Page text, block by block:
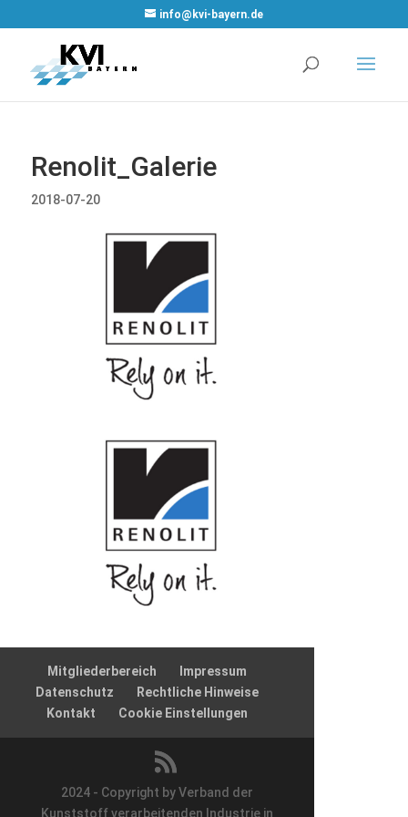
info@kvi-bayern.de
Renolit_Galerie
2018-07-20
Mitgliederbereich
Impressum
Datenschutz
Rechtliche Hinweise
Kontakt
Cookie Einstellungen
2024 - Copyright by Verband der
Kunststoff verarbeitenden Industrie in
Cookie Plugin
Cookie Banner